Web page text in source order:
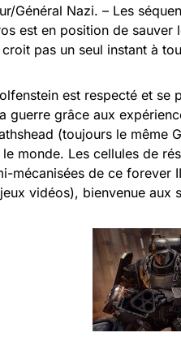
Général Nazi. – Les
est en position de sauver
croit pas un seul instant à
est respecté et
guerre grâce aux
(toujours le même
monde. Les cellules de
mécanisées de ce forever
vidéos), bienvenue aux